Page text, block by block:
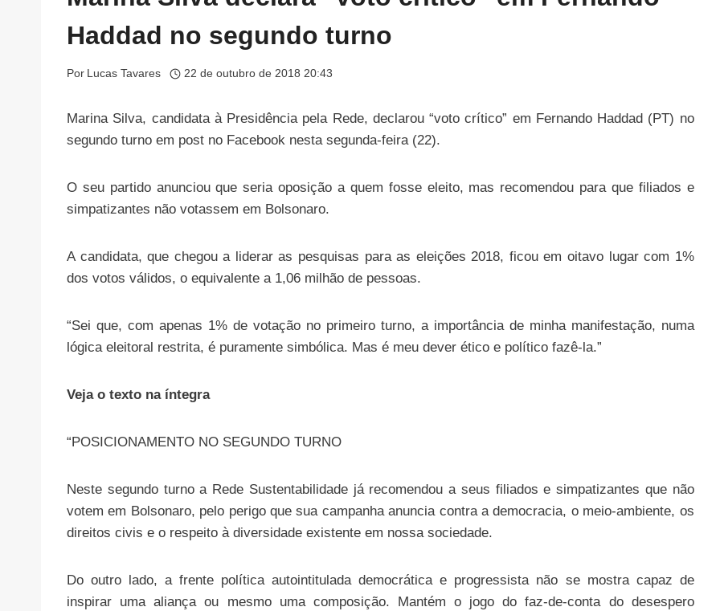
Haddad no segundo turno
Por Lucas Tavares 22 de outubro de 2018 20:43
Marina Silva, candidata à Presidência pela Rede, declarou “voto crítico” em Fernando Haddad (PT) no
segundo turno em post no Facebook nesta segunda-feira (22).
O seu partido anunciou que seria oposição a quem fosse eleito, mas recomendou para que filiados e
simpatizantes não votassem em Bolsonaro.
A candidata, que chegou a liderar as pesquisas para as eleições 2018, ficou em oitavo lugar com 1%
dos votos válidos, o equivalente a 1,06 milhão de pessoas.
“Sei que, com apenas 1% de votação no primeiro turno, a importância de minha manifestação, numa
lógica eleitoral restrita, é puramente simbólica. Mas é meu dever ético e político fazê-la.”
Veja o texto na íntegra
“POSICIONAMENTO NO SEGUNDO TURNO
Neste segundo turno a Rede Sustentabilidade já recomendou a seus filiados e simpatizantes que não
votem em Bolsonaro, pelo perigo que sua campanha anuncia contra a democracia, o meio-ambiente, os
direitos civis e o respeito à diversidade existente em nossa sociedade.
Do outro lado, a frente política autointitulada democrática e progressista não se mostra capaz de
inspirar uma aliança ou mesmo uma composição. Mantém o jogo do faz-de-conta do desespero